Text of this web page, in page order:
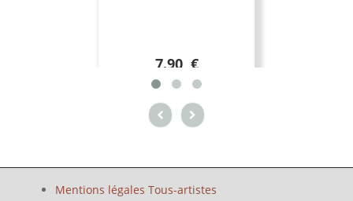
7.90 €
Mentions légales Tous-artistes